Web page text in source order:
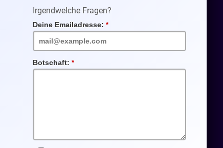
Irgendwelche Fragen?
Deine Emailadresse:
Botschaft: